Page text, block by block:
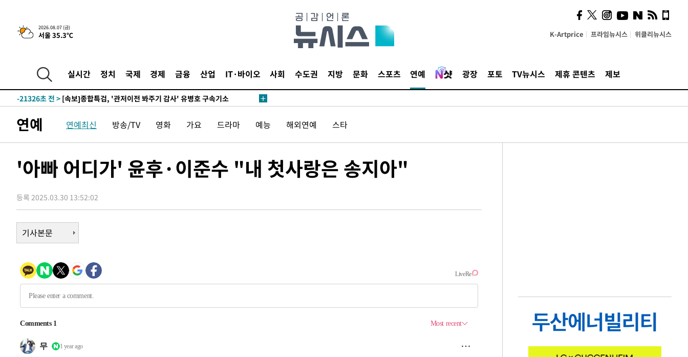
2026.08.07 (금)
서울 35.3℃ K-Artprice 프라임뉴시스 위클리뉴시스
실시간 정치 국제 경제 금융 산업 IT·바이오 사회 수도권 지방 문화 스포츠 연예 광장 포토 TV뉴시스 제휴 콘텐츠 제보
-262초 전 > [속보] 뉴욕증시, 일제 하락 마감…나스닥 0.06%↓
-24300초 전 >
[속보] 7월 중국 수출 23.9%↑ 수입 27.5%↑…무역총액
25.3%↑
-21460초 전 >
-21326초 전 > [속보]종합특검, '관저이전 봐주기 감사' 유병호 구속기소
-17176초 전 >
[속보]'300억원대 사기 혐의' 차가원 대표 구속 송치
-16370초 전 >"미 전국적 살모네라 식중독 원인은 멕시코산 할라피뇨"-- CDC
-14764초 전 > [속보]합수본, '투표율 허위 입력' 중앙·서울·경기도 선관위 등 9곳
-14315초 전 >[속보]삼성전자·SK하이닉스 동반 강보합…1%대 상승 출발
-14301초 전 >[속보]코스닥, 5.95포인트(0.74%) 상승한 807.62개장
-14269초 전 >
-11434초 전 >시리아 다마스쿠스 교외에서 미니버스 폭발.. 14명 부상, 3명은 중
-5696초 전 > 이란, 호르무즈서 "적국 목표물들"과 대치로 남부 케슘섬에서 두차
례 큰 폭발음
-4411초 전 >[속보]美, 폴리실리콘 수입 규제…파생제품 15% 관세, 120일 후 발
-2562초 전 >[속보]트럼프, 美 원정출산 금지 행정명령 서명
-28975초 전 >
-24300초 전 >[속보] 7월 중국 수출 23.9%↑ 수입 27.5%↑…무역총액
25.3%↑
연예 연예최신 방송/TV 영화 가요 드라마 예능 해외연예 스타
'아빠 어디가' 윤후·이준수 "내 첫사랑은 송지아"
등록 2025.03.30 13:52:02
기사본문